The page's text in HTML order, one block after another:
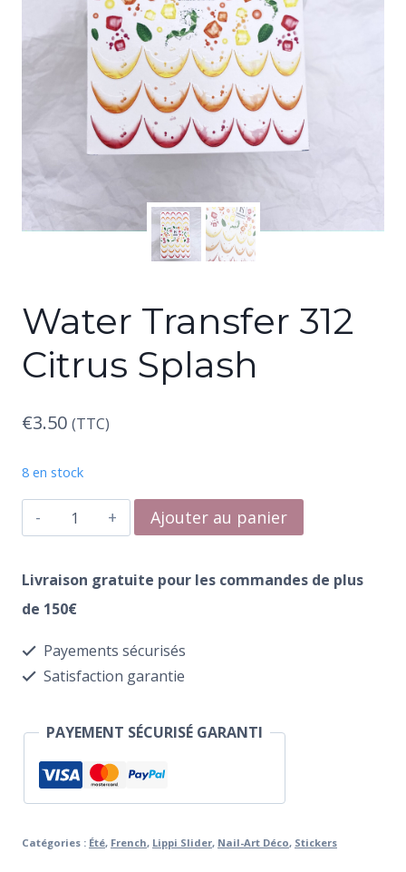
Water Transfer 312
Citrus Splash
€3.50 (TTC)
8 en stock
quantité
de
Water
Transfer
Citrus
Splash
Ajouter au panier
Livraison gratuite pour les commandes de plus
de 150€
Payements sécurisés
Satisfaction garantie
PAYEMENT SÉCURISÉ GARANTI
Catégories : Été, French, Lippi Slider, Nail-Art Déco, Stickers